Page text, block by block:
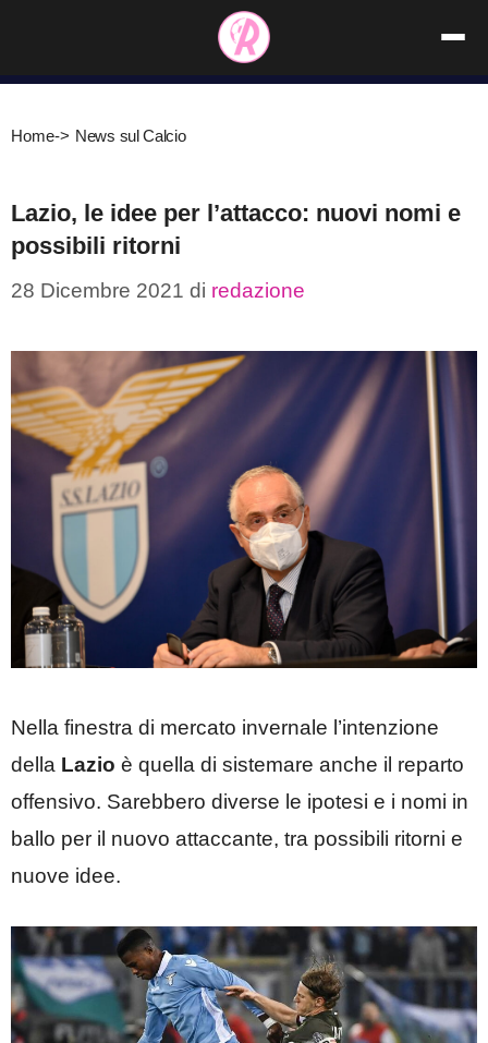
contenuto
Home-> News sul Calcio
Lazio, le idee per l’attacco: nuovi nomi e
possibili ritorni
28 Dicembre 2021 di redazione
Nella finestra di mercato invernale l’intenzione
della Lazio è quella di sistemare anche il reparto
offensivo. Sarebbero diverse le ipotesi e i nomi in
ballo per il nuovo attaccante, tra possibili ritorni e
nuove idee.